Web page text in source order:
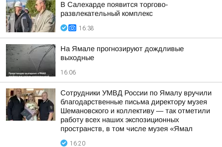
В Салехарде появится торгово-
развлекательный комплекс
16:38
На Ямале прогнозируют дождливые
выходные
16:06
Сотрудники УМВД России по Ямалу вручили
благодарственные письма директору музея
Шемановского и коллективу — так отметили
работу всех наших экспозиционных
пространств, в том числе музея «Ямал
16:20